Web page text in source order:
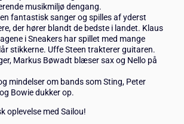
musikmiljø dengang.
fantastisk sanger og spilles af yderst
der hører blandt de bedste i landet. Klaus
i Sneakers har spillet med mange
stikkerne. Uffe Steen trakterer guitaren.
Markus Bøwadt blæser sax og Nello på
mindelser om bands som Sting, Peter
Bowie dukker op.
oplevelse med Sailou!